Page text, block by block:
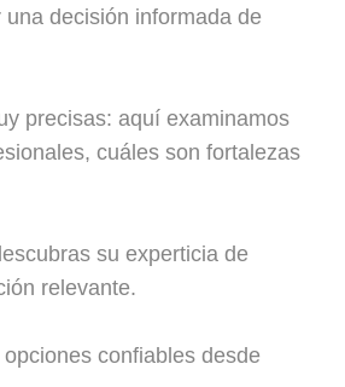
decisión informada de
precisas: aquí examinamos
cuáles son fortalezas
su experticia de
relevante.
confiables desde